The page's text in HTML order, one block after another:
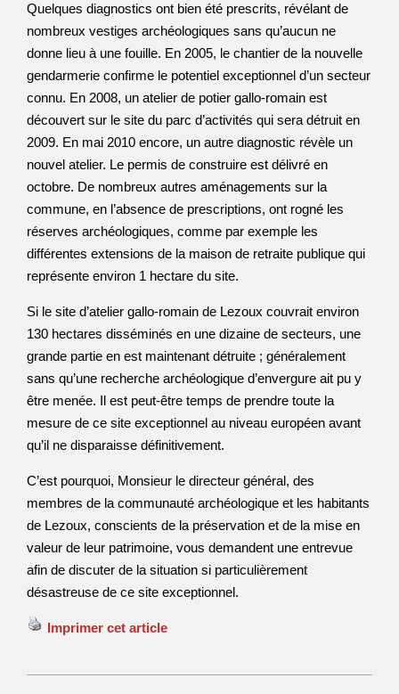
Quelques diagnostics ont bien été prescrits, révélant de
nombreux vestiges archéologiques sans qu’aucun ne
donne lieu à une fouille. En 2005, le chantier de la nouvelle
gendarmerie confirme le potentiel exceptionnel d’un secteur
connu. En 2008, un atelier de potier gallo-romain est
découvert sur le site du parc d’activités qui sera détruit en
2009. En mai 2010 encore, un autre diagnostic révèle un
nouvel atelier. Le permis de construire est délivré en
octobre. De nombreux autres aménagements sur la
commune, en l’absence de prescriptions, ont rogné les
réserves archéologiques, comme par exemple les
différentes extensions de la maison de retraite publique qui
représente environ 1 hectare du site.
Si le site d’atelier gallo-romain de Lezoux couvrait environ
130 hectares disséminés en une dizaine de secteurs, une
grande partie en est maintenant détruite ; généralement
sans qu’une recherche archéologique d’envergure ait pu y
être menée. Il est peut-être temps de prendre toute la
mesure de ce site exceptionnel au niveau européen avant
qu’il ne disparaisse définitivement.
C’est pourquoi, Monsieur le directeur général, des
membres de la communauté archéologique et les habitants
de Lezoux, conscients de la préservation et de la mise en
valeur de leur patrimoine, vous demandent une entrevue
afin de discuter de la situation si particulièrement
désastreuse de ce site exceptionnel.
Imprimer cet article